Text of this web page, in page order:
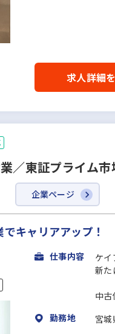
求人詳細
業／東証プライム
企業ページ
キャリアアップ！
仕事内容
ケ
新た
中
勤務地
宮